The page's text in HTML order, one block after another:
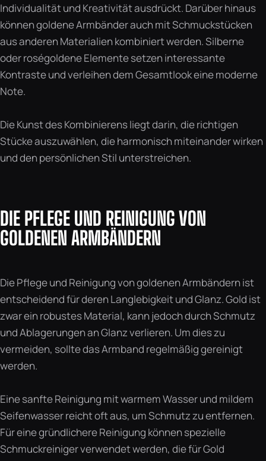
Individualität und Kreativität ausdrückt. Darüber hinaus
können goldene Armbänder auch mit Schmuckstücken
aus anderen Materialien kombiniert werden. Silberne
oder roségoldene Elemente setzen interessante
Kontraste und verleihen dem Gesamtlook eine moderne
Note.
Die Kunst des Kombinierens liegt darin, die richtigen
Stücke auszuwählen, die harmonisch miteinander wirken
und den persönlichen Stil unterstreichen.
DIE PFLEGE UND REINIGUNG VON
GOLDENEN ARMBÄNDERN
Die Pflege und Reinigung von goldenen Armbändern ist
entscheidend für deren Langlebigkeit und Glanz. Gold ist
zwar ein robustes Material, kann jedoch durch Schmutz
und Ablagerungen an Glanz verlieren. Um dies zu
vermeiden, sollte das Armband regelmäßig gereinigt
werden.
Eine sanfte Reinigung mit warmem Wasser und mildem
Seifenwasser reicht oft aus, um Schmutz zu entfernen.
Für eine gründlichere Reinigung können spezielle
Schmuckreiniger verwendet werden, die für Gold